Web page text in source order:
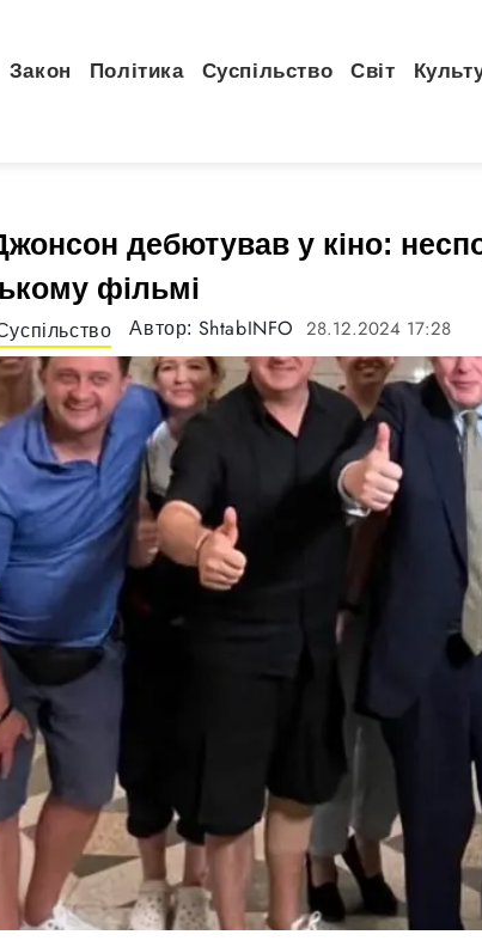
Закон Політика Суспільство Світ
дебютував у кіно:
фільмі
Автор: ShtabINFO 28.12.2024 17:28